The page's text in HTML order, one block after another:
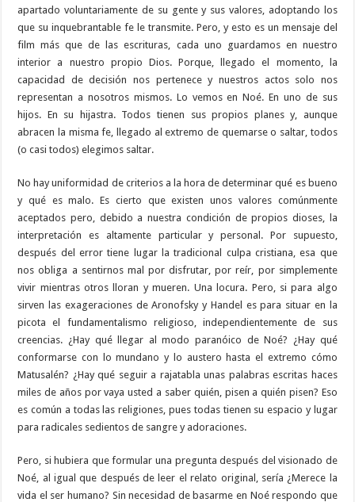
apartado voluntariamente de su gente y sus valores, adoptando los
que su inquebrantable fe le transmite. Pero, y esto es un mensaje del
film más que de las escrituras, cada uno guardamos en nuestro
interior a nuestro propio Dios. Porque, llegado el momento, la
capacidad de decisión nos pertenece y nuestros actos solo nos
representan a nosotros mismos. Lo vemos en Noé. En uno de sus
hijos. En su hijastra. Todos tienen sus propios planes y, aunque
abracen la misma fe, llegado al extremo de quemarse o saltar, todos
(o casi todos) elegimos saltar.
No hay uniformidad de criterios a la hora de determinar qué es bueno
y qué es malo. Es cierto que existen unos valores comúnmente
aceptados pero, debido a nuestra condición de propios dioses, la
interpretación es altamente particular y personal. Por supuesto,
después del error tiene lugar la tradicional culpa cristiana, esa que
nos obliga a sentirnos mal por disfrutar, por reír, por simplemente
vivir mientras otros lloran y mueren. Una locura. Pero, si para algo
sirven las exageraciones de Aronofsky y Handel es para situar en la
picota el fundamentalismo religioso, independientemente de sus
creencias. ¿Hay qué llegar al modo paranóico de Noé? ¿Hay qué
conformarse con lo mundano y lo austero hasta el extremo cómo
Matusalén? ¿Hay qué seguir a rajatabla unas palabras escritas haces
miles de años por vaya usted a saber quién, pisen a quién pisen? Eso
es común a todas las religiones, pues todas tienen su espacio y lugar
para radicales sedientos de sangre y adoraciones.
Pero, si hubiera que formular una pregunta después del visionado de
Noé, al igual que después de leer el relato original, sería ¿Merece la
vida el ser humano? Sin necesidad de basarme en Noé respondo que